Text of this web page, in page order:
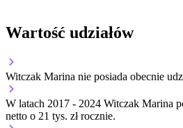
Wartość udziałów
Witczak Marina nie posiada obecnie
W latach 2017 - 2024 Witczak Marina
netto o 21 tys. zł rocznie.